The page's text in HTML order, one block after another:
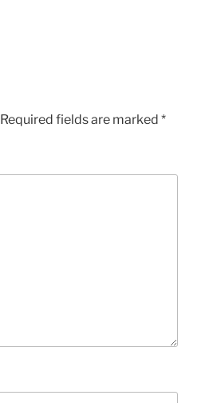
Required fields are marked *